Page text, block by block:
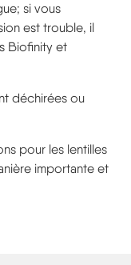
si vous
est trouble, il
Biofinity et
déchirées ou
pour les lentilles
importante et